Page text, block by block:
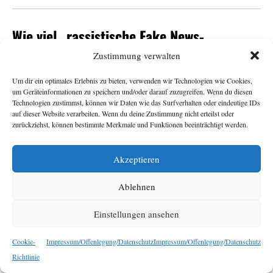
Zustimmung verwalten
Um dir ein optimales Erlebnis zu bieten, verwenden wir Technologien wie Cookies,
um Geräteinformationen zu speichern und/oder darauf zuzugreifen. Wenn du diesen
Technologien zustimmst, können wir Daten wie das Surfverhalten oder eindeutige IDs
auf dieser Website verarbeiten. Wenn du deine Zustimmung nicht erteilst oder
zurückziehst, können bestimmte Merkmale und Funktionen beeinträchtigt werden.
Akzeptieren
Ablehnen
Einstellungen ansehen
Cookie-
Richtlinie
Impressum/Offenlegung/DatenschutzImpressum/Offenlegung/Datenschutz
Wie viel „rassistische Fake News-
Schleuder“ wirklich im Exxpress steckt
Andrea Gutschi 11. Juni 2026
Exxpress-Herausgeberin Eva Schütz war eine von vielen
Generalsposten. Armin Wolf tat auf der Plattform Bluesky
seine Ratlosigkeit über ihre Nominierung durch den
rassistische Fake News-Schleuder“. Das sorgte für
Redaktion ihr eigener Umgang mit Falschnachrichten und
rassistischen Narrativen nichts Neues sein. Eine
Bestandsaufnahme.